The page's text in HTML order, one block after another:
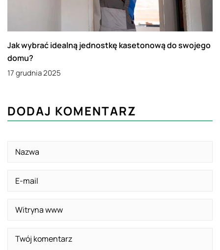
Jak wybrać idealną jednostkę kasetonową do swojego
domu?
17 grudnia 2025
DODAJ KOMENTARZ